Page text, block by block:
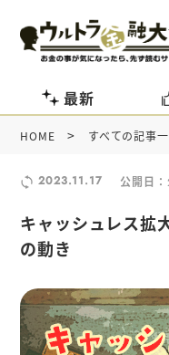
最新
HOME > すべての記事
2023.11.17 公開日：
キャッシュレス拡
の動き